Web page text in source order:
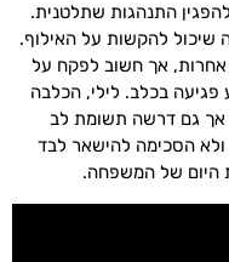
התנהגות שתלטנית.
שיכול להקשות על האילוף.
אחרות, אך חשוב לפקח על
פגיעה בכלב. לילי, הכלבה
אך גם דרשה תשומת לב
הסכימה להישאר לבד
היום של המשפחה.